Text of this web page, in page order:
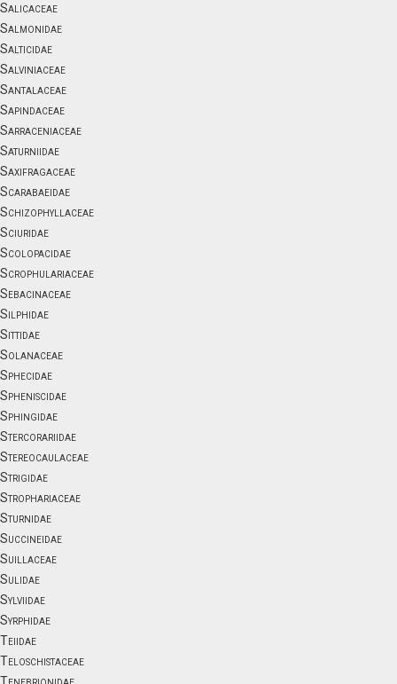
Salicaceae
Salmonidae
Salticidae
Salviniaceae
Santalaceae
Sapindaceae
Sarraceniaceae
Saturniidae
Saxifragaceae
Scarabaeidae
Schizophyllaceae
Sciuridae
Scolopacidae
Scrophulariaceae
Sebacinaceae
Silphidae
Sittidae
Solanaceae
Sphecidae
Spheniscidae
Sphingidae
Stercorariidae
Stereocaulaceae
Strigidae
Strophariaceae
Sturnidae
Succineidae
Suillaceae
Sulidae
Sylviidae
Syrphidae
Teiidae
Teloschistaceae